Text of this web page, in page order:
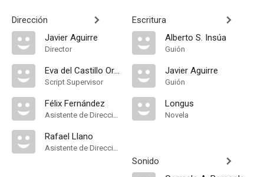
Dirección
Javier Aguirre
Director
Eva del Castillo Ortiz
Script Supervisor
Félix Fernández
Asistente de Dirección
Rafael Llano
Asistente de Dirección
Escritura
Alberto S. Insúa
Guión
Javier Aguirre
Guión
Longus
Novela
Sonido